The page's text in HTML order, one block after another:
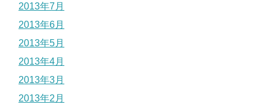
2013年7月
2013年6月
2013年5月
2013年4月
2013年3月
2013年2月